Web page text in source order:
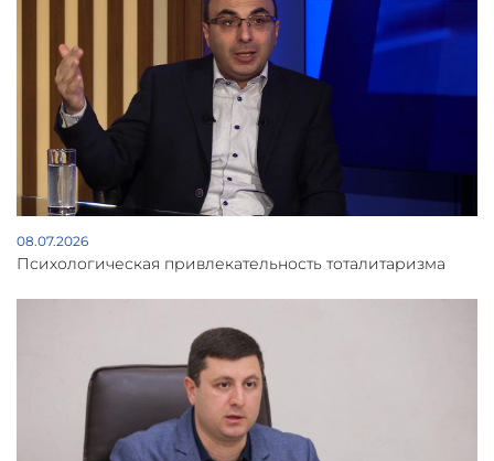
08.07.2026
Психологическая привлекательность тоталитаризма